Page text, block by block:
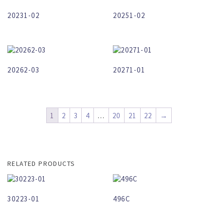
20231-02 20251-02
20262-03 20271-01
1 2 3 4 … 20 21 22 →
RELATED PRODUCTS
30223-01 496C